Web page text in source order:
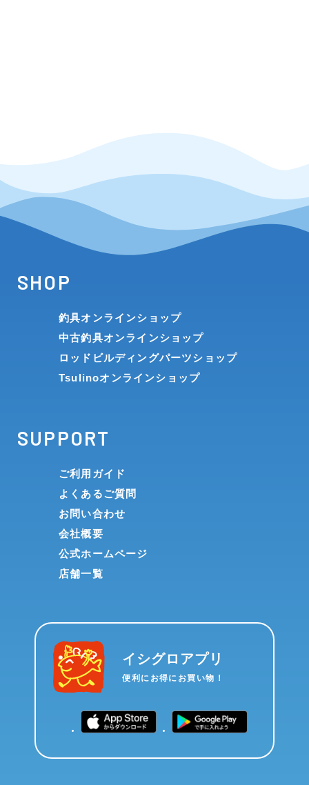
SHOP
釣具オンラインショップ
中古釣具オンラインショップ
ロッドビルディングパーツショップ
Tsulinoオンラインショップ
SUPPORT
ご利用ガイド
よくあるご質問
お問い合わせ
会社概要
公式ホームページ
店舗一覧
イシグロアプリ
便利にお得にお買い物！